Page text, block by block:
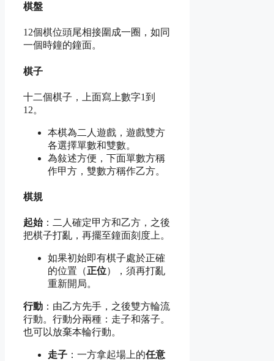
棋盤
12個棋位頭尾相接圍成一圈，如同
一個時鐘的鐘面。
棋子
十二個棋子，上面寫上數字1到
12。
本棋為二人遊戲，遊戲雙方
各選擇單數和雙數。
為敍述方便，下面單數方稱
作甲方，雙數方稱作乙方。
棋規
起始：二人確定甲方和乙方，之後
把棋子打亂，再擺至鐘面刻度上。
如果初始即有棋子處於正確
的位置（正位），須再打亂
重新開局。
行動 ：由乙方先手，之後雙方輪流
行動。行動分兩種：走子和落子。
也可以放棄本輪行動。
走子 ：一方拿起場上的任意